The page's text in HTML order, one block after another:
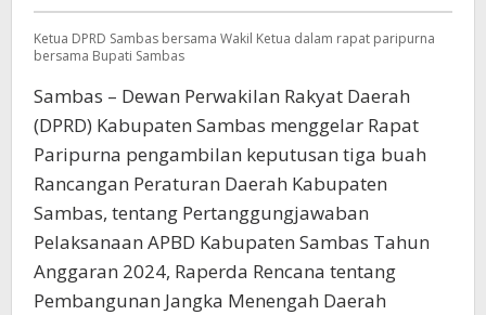
Ketua DPRD Sambas bersama Wakil Ketua dalam rapat paripurna
bersama Bupati Sambas
Sambas – Dewan Perwakilan Rakyat Daerah
(DPRD) Kabupaten Sambas menggelar Rapat
Paripurna pengambilan keputusan tiga buah
Rancangan Peraturan Daerah Kabupaten
Sambas, tentang Pertanggungjawaban
Pelaksanaan APBD Kabupaten Sambas Tahun
Anggaran 2024, Raperda Rencana tentang
Pembangunan Jangka Menengah Daerah